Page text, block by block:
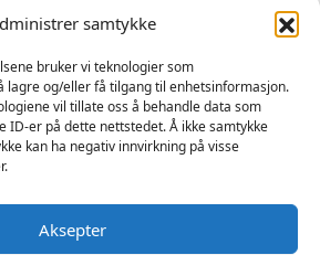
samtykke
bruker vi teknologier som
lagre og/eller få tilgang til enhetsinformasjon.
vil tillate oss å behandle data som
ID-er på dette nettstedet. Å ikke samtykke
kan ha negativ innvirkning på visse
Aksepter
medium for nyheiter og tilbod